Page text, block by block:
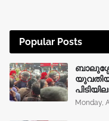
Popular Posts
Monday,